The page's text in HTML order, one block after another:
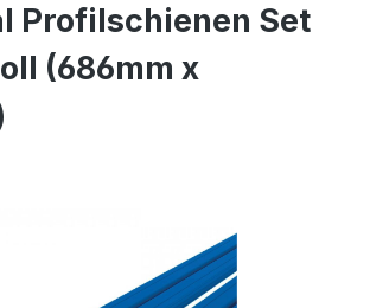
Profilschienen Set
(686mm x